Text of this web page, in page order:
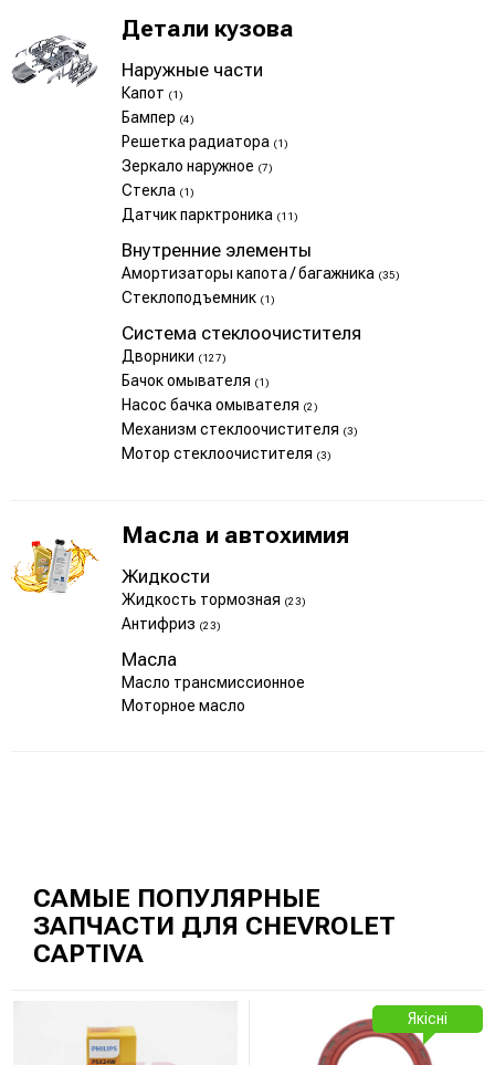
Детали кузова
Наружные части
Капот (1)
Бампер (4)
Решетка радиатора (1)
Зеркало наружное (7)
Стекла (1)
Датчик парктроника (11)
Внутренние элементы
Амортизаторы капота / багажника (35)
Стеклоподъемник (1)
Система стеклоочистителя
Дворники (127)
Бачок омывателя (1)
Насос бачка омывателя (2)
Механизм стеклоочистителя (3)
Мотор стеклоочистителя (3)
Масла и автохимия
Жидкости
Жидкость тормозная (23)
Антифриз (23)
Масла
Масло трансмиссионное
Моторное масло
САМЫЕ ПОПУЛЯРНЫЕ
ЗАПЧАСТИ ДЛЯ CHEVROLET
CAPTIVA
Якісні